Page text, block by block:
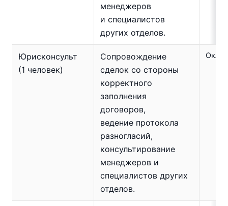
менеджеров
и специалистов
других отделов.
Юрисконсульт
(1 человек)
Сопровождение
сделок со стороны
корректного
заполнения
договоров,
ведение протокола
разногласий,
консультирование
менеджеров и
специалистов других
отделов.